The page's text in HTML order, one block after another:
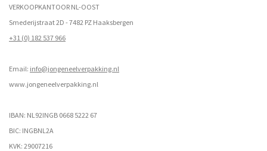
VERKOOPKANTOOR NL-OOST
Smederijstraat 2D - 7482 PZ Haaksbergen
+31 (0) 182 537 966
Email: info@jongeneelverpakking.nl
www.jongeneelverpakking.nl
IBAN: NL92INGB 0668 5222 67
BIC: INGBNL2A
KVK: 29007216